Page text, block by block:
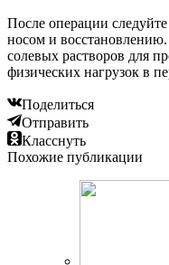
После операции
носом и
солевых растворов для
физических нагрузок в
Поделиться
Отправить
Класснуть
Похожие публикации